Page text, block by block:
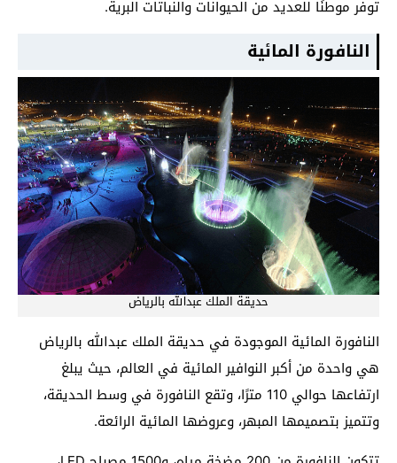
توفر موطنًا للعديد من الحيوانات والنباتات البرية.
النافورة المائية
حديقة الملك عبدالله بالرياض
النافورة المائية الموجودة في حديقة الملك عبدالله بالرياض
هي واحدة من أكبر النوافير المائية في العالم، حيث يبلغ
ارتفاعها حوالي 110 مترًا، وتقع النافورة في وسط الحديقة،
وتتميز بتصميمها المبهر، وعروضها المائية الرائعة.